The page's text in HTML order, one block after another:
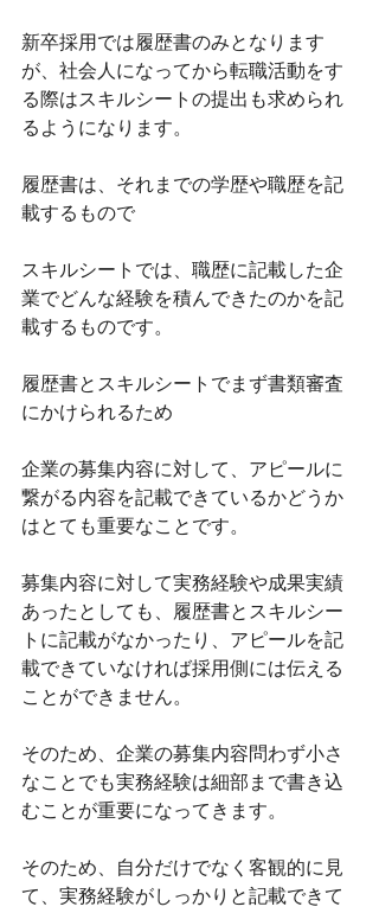
新卒採用では履歴書のみとなります
が、社会人になってから転職活動をす
る際はスキルシートの提出も求められ
るようになります。
履歴書は、それまでの学歴や職歴を記
載するもので
スキルシートでは、職歴に記載した企
業でどんな経験を積んできたのかを記
載するものです。
履歴書とスキルシートでまず書類審査
にかけられるため
企業の募集内容に対して、アピールに
繋がる内容を記載できているかどうか
はとても重要なことです。
募集内容に対して実務経験や成果実績
あったとしても、履歴書とスキルシー
トに記載がなかったり、アピールを記
載できていなければ採用側には伝える
ことができません。
そのため、企業の募集内容問わず小さ
なことでも実務経験は細部まで書き込
むことが重要になってきます。
そのため、自分だけでなく客観的に見
て、実務経験がしっかりと記載できて